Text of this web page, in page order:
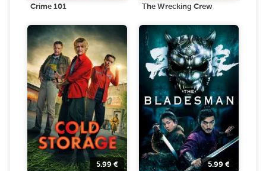
Crime 101 The Wrecking Crew
5.99 € 5.99 €